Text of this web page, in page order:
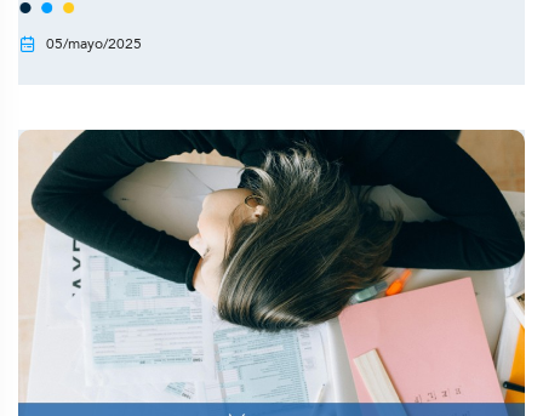
05/mayo/2025